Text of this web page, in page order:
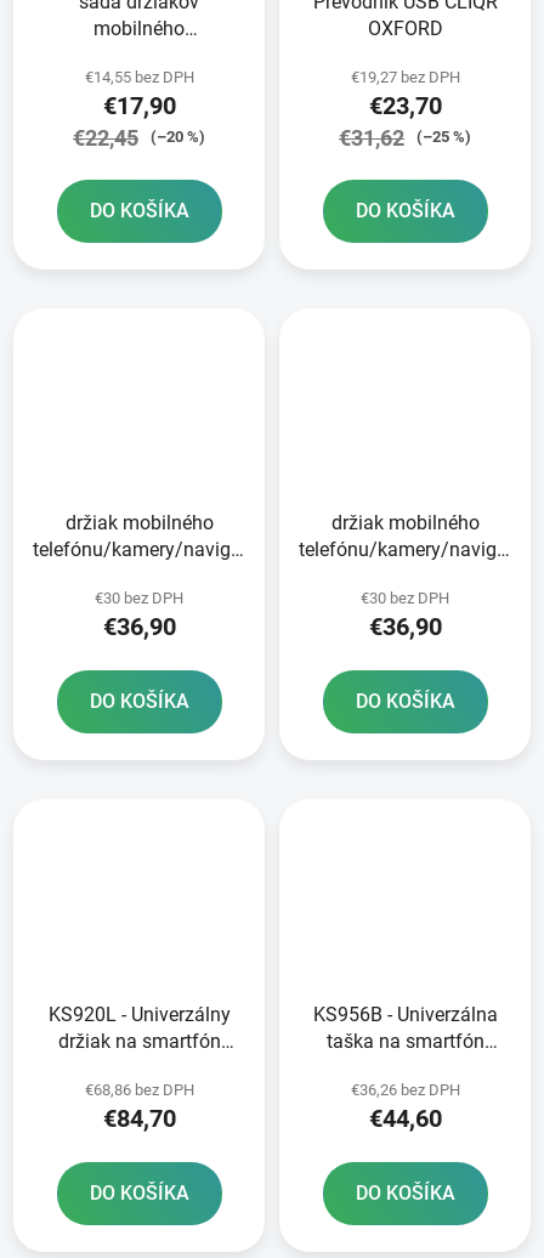
mobilného
CLIQR na montáž na
skrutky na riadidlách
OXFORD
€14,55 bez DPH
€17,90
€22,45 (–20 %)
DO KOŠÍKA
OXFORD
€19,27 bez DPH
€23,70
€31,62 (–25 %)
DO KOŠÍKA
držiak mobilného
telefónu/kamery/navigácie
upevnenie na krk
OXFORD
€30 bez DPH
€36,90
DO KOŠÍKA
držiak mobilného
telefónu/kamery/navigácie
na rameno zrkadla
OXFORD
€30 bez DPH
€36,90
DO KOŠÍKA
KS920L - Univerzálny
držiak na smartfón
€68,86 bez DPH
€84,70
DO KOŠÍKA
KS956B - Univerzálna
taška na smartfón
€36,26 bez DPH
€44,60
DO KOŠÍKA